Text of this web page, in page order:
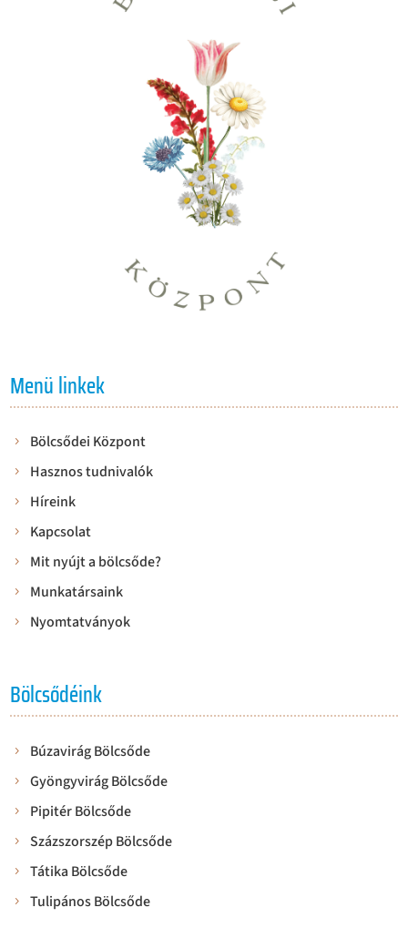
Menü linkek
Bölcsődei Központ
Hasznos tudnivalók
Híreink
Kapcsolat
Mit nyújt a bölcsőde?
Munkatársaink
Nyomtatványok
Bölcsődéink
Búzavirág Bölcsőde
Gyöngyvirág Bölcsőde
Pipitér Bölcsőde
Százszorszép Bölcsőde
Tátika Bölcsőde
Tulipános Bölcsőde